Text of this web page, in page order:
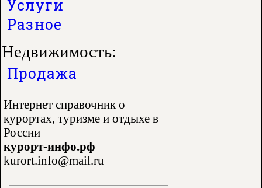
Услуги
Разное
Недвижимость:
Продажа
Интернет справочник о
курортах, туризме и отдыхе в
России
курорт-инфо.рф
kurort.info@mail.ru